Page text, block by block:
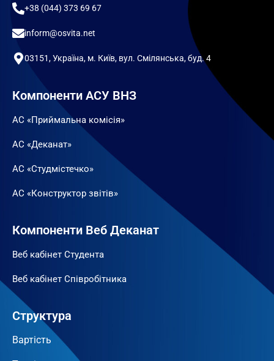
+38 (044) 373 69 67
inform@osvita.net
03151, Україна, м. Київ, вул. Смілянська, буд. 4
Компоненти АСУ ВНЗ
АС «Приймальна комісія»
АС «Деканат»
АС «Студмістечко»
АС «Конструктор звітів»
Компоненти Веб Деканат
Веб кабінет Студента
Веб кабінет Співробітника
Структура
Вартість